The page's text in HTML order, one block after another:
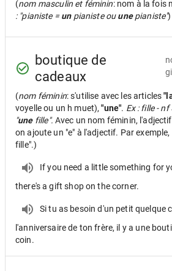
(nom masculin et féminin: nom à la fois
: "pianiste =unpianiste ouunepianiste")
boutique de
cadeaux
(nom féminin: s'utilise avec les articles
voyelle ou un h muet),"une". Ex : fille - nf
"unefille". Avec un nom féminin,
on ajoute un "e" à l'adjectif. Par
fille".)
If you need a little something for
there's a gift shop on the corner.
Si tu as besoin d'un petit quelque
l'anniversaire de ton frère, il y a une
coin.